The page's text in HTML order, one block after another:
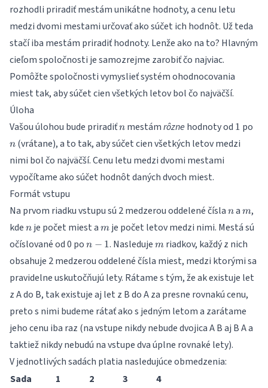
rozhodli priradiť mestám unikátne hodnoty, a cenu letu
medzi dvomi mestami určovať ako súčet ich hodnôt. Už teda
stačí iba mestám priradiť hodnoty. Lenže ako na to? Hlavným
cieľom spoločnosti je samozrejme zarobiť čo najviac.
Pomôžte spoločnosti vymyslieť systém ohodnocovania
miest tak, aby súčet cien všetkých letov bol čo najväčší.
Úloha
Vašou úlohou bude priradiťn
n mestámrôznehodnoty od 1
1 po
n (vrátane), a to tak, aby súčet cien všetkých letov medzi
nimi bol čo najväčší. Cenu letu medzi dvomi mestami
vypočítame ako súčet hodnôt daných dvoch miest.
Formát vstupu
Na prvom riadku vstupu sú 2 medzerou oddelené čísla n
na m
m,
kde n
n je počet miest a m
m je počet letov medzi nimi. Mestá sú
očíslované od 0 po n-
n − 1. Nasledujem
m riadkov, každý z nich
obsahuje 2 medzerou oddelené čísla miest, medzi ktorými sa
pravidelne uskutočňujú lety. Rátame s tým, že ak existuje let
z A do B, tak existuje aj let z B do A za presne rovnakú cenu,
preto s nimi budeme rátať ako s jedným letom a zarátame
jeho cenu iba raz (na vstupe nikdy nebude dvojica A B aj B A a
taktiež nikdy nebudú na vstupe dva úplne rovnaké lety).
V jednotlivých sadách platia nasledujúce obmedzenia:
Sada
1 2 3 4